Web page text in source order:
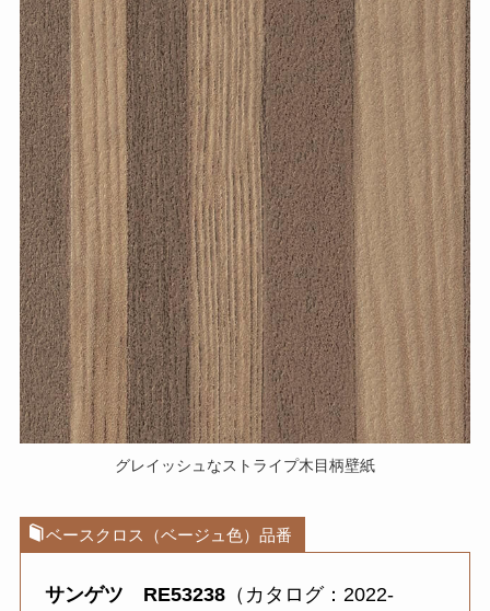
グレイッシュなストライプ木目柄壁紙
ベースクロス（ベージュ色）品番
サンゲツ RE53238 （カタログ：2022-